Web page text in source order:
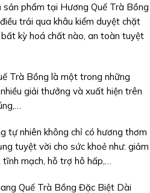
phẩm tại Hương Quế Trà Bồng
trải qua khâu kiểm duyệt chặt
kỳ hoá chất nào, an toàn tuyệt
Trà Bồng là một trong những
giải thưởng và xuất hiện trên
tự nhiên không chỉ có hương thơm
tuyệt vời cho sức khoẻ như: giảm
tĩnh mạch, hỗ trợ hô hấp,…
Quế Trà Bồng Đặc Biệt Dài